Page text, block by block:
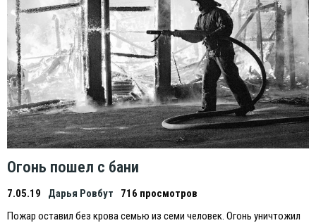
Огонь пошел с бани
7.05.19 Дарья Ровбут
716 просмотров
Пожар оставил без крова семью из семи человек. Огонь уничтожил